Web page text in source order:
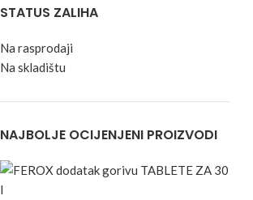
STATUS ZALIHA
Na rasprodaji
Na skladištu
NAJBOLJE OCIJENJENI PROIZVODI